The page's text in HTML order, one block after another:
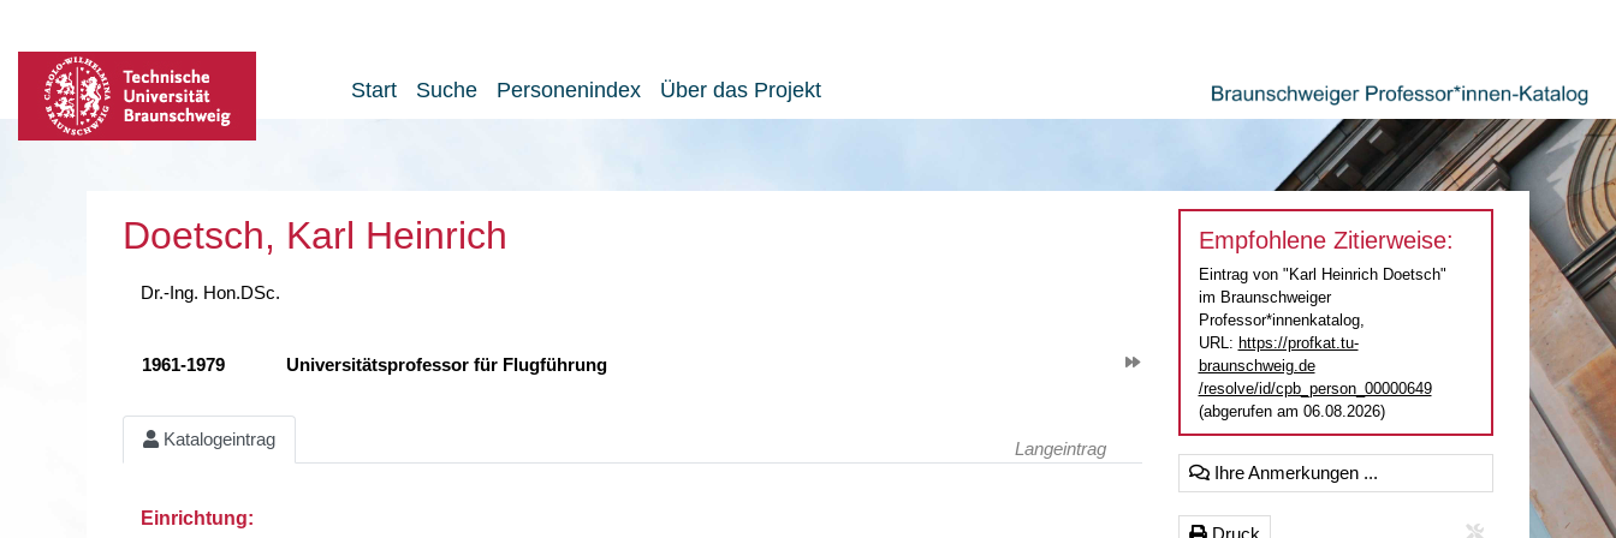
Start Suche Personenindex Über das Projekt
Doetsch, Karl Heinrich
Dr.-Ing. Hon.DSc.
1961-1979 Universitätsprofessor für Flugführung
Katalogeintrag Langeintrag
Einrichtung:
Empfohlene Zitierweise:
Eintrag von "Karl Heinrich Doetsch"
im Braunschweiger
Professor*innenkatalog,
URL: https://profkat.tu-
braunschweig.de
/resolve/id/cpb_person_00000649
(abgerufen am 06.08.2026)
Ihre Anmerkungen ...